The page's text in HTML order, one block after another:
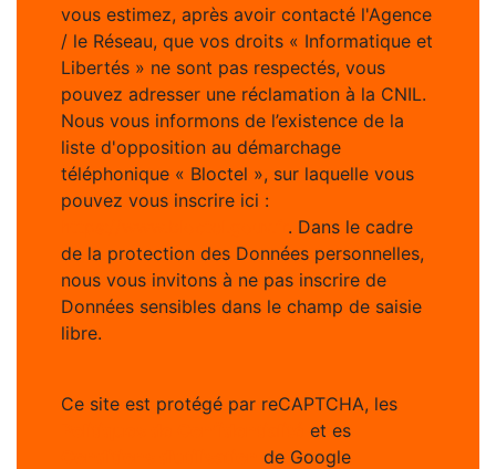
vous estimez, après avoir contacté l'Agence
/ le Réseau, que vos droits « Informatique et
Libertés » ne sont pas respectés, vous
pouvez adresser une réclamation à la CNIL.
Nous vous informons de l’existence de la
liste d'opposition au démarchage
téléphonique « Bloctel », sur laquelle vous
pouvez vous inscrire ici :
. Dans le cadre
de la protection des Données personnelles,
nous vous invitons à ne pas inscrire de
Données sensibles dans le champ de saisie
libre.
Ce site est protégé par reCAPTCHA, les
et es
de Google